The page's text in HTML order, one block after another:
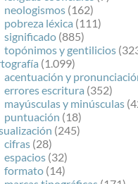
neologismos (162)
pobreza léxica (111)
significado (885)
topónimos y gentilicios
(1.099)
acentuación y
errores escritura (352)
mayúsculas y minúsculas
puntuación (18)
(245)
cifras (28)
espacios (32)
formato (14)